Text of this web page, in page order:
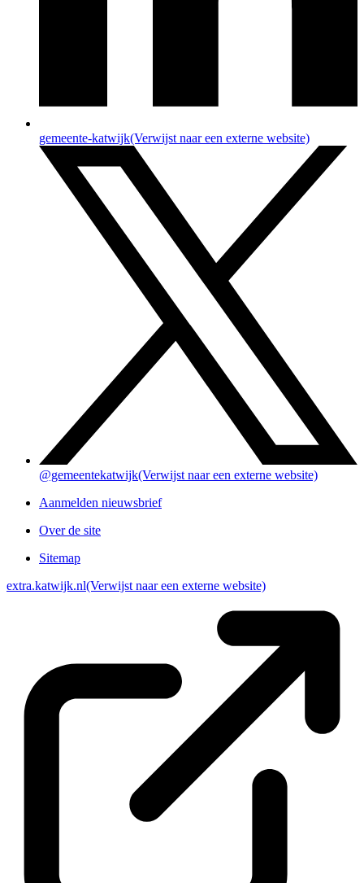
gemeente-katwijk(Verwijst naar een externe website)
@gemeentekatwijk(Verwijst naar een externe website)
Aanmelden nieuwsbrief
Over de site
Sitemap
extra.katwijk.nl(Verwijst naar een externe website)